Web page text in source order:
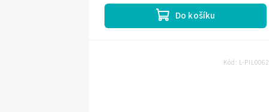
Do košíku
Kód: L-PIL0062